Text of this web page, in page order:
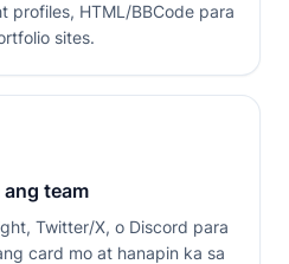
profiles, HTML/BBCode para
sites.
team
Twitter/X, o Discord para
card mo at hanapin ka sa